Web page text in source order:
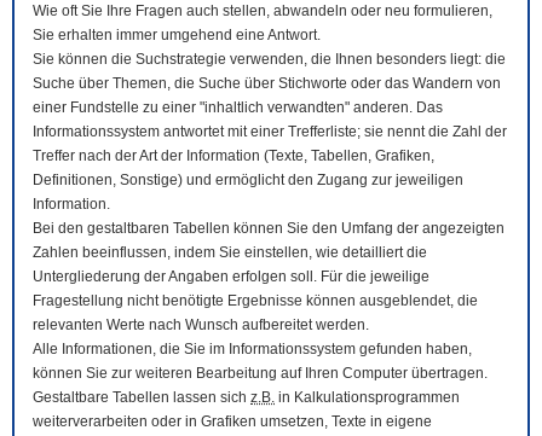
Wie oft Sie Ihre Fragen auch stellen, abwandeln oder neu formulieren,
Sie erhalten immer umgehend eine Antwort.
Sie können die Suchstrategie verwenden, die Ihnen besonders liegt: die
Suche über Themen, die Suche über Stichworte oder das Wandern von
einer Fundstelle zu einer "inhaltlich verwandten" anderen. Das
Informationssystem antwortet mit einer Trefferliste; sie nennt die Zahl der
Treffer nach der Art der Information (Texte, Tabellen, Grafiken,
Definitionen, Sonstige) und ermöglicht den Zugang zur jeweiligen
Information.
Bei den gestaltbaren Tabellen können Sie den Umfang der angezeigten
Zahlen beeinflussen, indem Sie einstellen, wie detailliert die
Untergliederung der Angaben erfolgen soll. Für die jeweilige
Fragestellung nicht benötigte Ergebnisse können ausgeblendet, die
relevanten Werte nach Wunsch aufbereitet werden.
Alle Informationen, die Sie im Informationssystem gefunden haben,
können Sie zur weiteren Bearbeitung auf Ihren Computer übertragen.
Gestaltbare Tabellen lassen sich z.B. in Kalkulationsprogrammen
weiterverarbeiten oder in Grafiken umsetzen, Texte in eigene